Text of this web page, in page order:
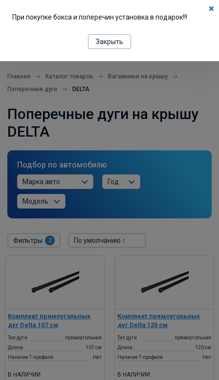
Главная Каталог товаров
Багажники на крышу
Поперечные дуги
DELTA
Поперечные дуги на крышу
DELTA
Подбор по автомобилю
Фильтры 2
Комплект прямоугольных
дуг Delta 107 см
Тип дуги
прямоугольная
Длина
107 см
Наличие Т-профиля
Нет
В НАЛИЧИИ
Комплект прямоугольных
дуг Delta 120 см
Тип дуги
прямоугольная
Длина
120 см
Наличие Т-профиля
Нет
В НАЛИЧИИ
При покупке бокса и поперечин установка в подарок!!!
Закрыть